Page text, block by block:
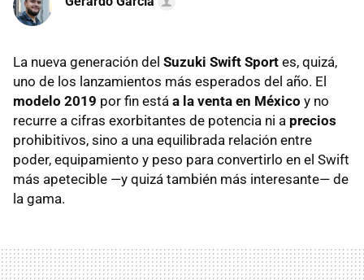
La nueva generación del Suzuki Swift Sport es, quizá,
uno de los lanzamientos más esperados del año. El
modelo 2019 por fin está a la venta en México y no
recurre a cifras exorbitantes de potencia ni a precios
prohibitivos, sino a una equilibrada relación entre
poder, equipamiento y peso para convertirlo en el Swift
más apetecible —y quizá también más interesante— de
la gama.